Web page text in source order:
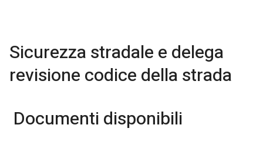
Sicurezza stradale e delega
revisione codice della strada
Documenti disponibili